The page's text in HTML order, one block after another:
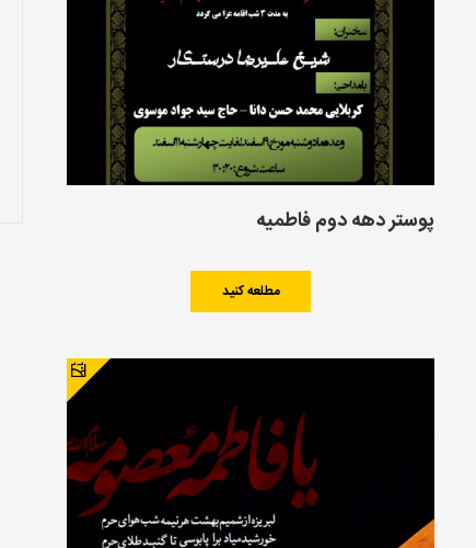
پوستر دهه دوم فاطمیه
مطلعه کنید